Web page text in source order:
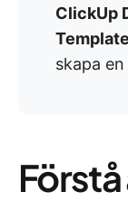
ClickUp
skapa